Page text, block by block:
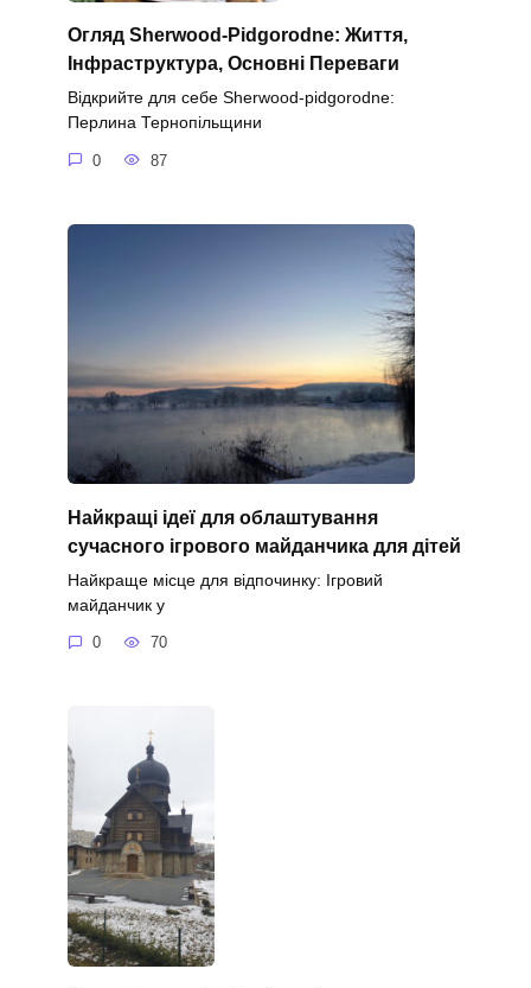
Огляд Sherwood-Pidgorodne: Життя,
Інфраструктура, Основні Переваги
Відкрийте для себе Sherwood-pidgorodne:
Перлина Тернопільщини
0 87
Найкращі ідеї для облаштування
сучасного ігрового майданчика для дітей
Найкраще місце для відпочинку: Ігровий
майданчик у
0 70